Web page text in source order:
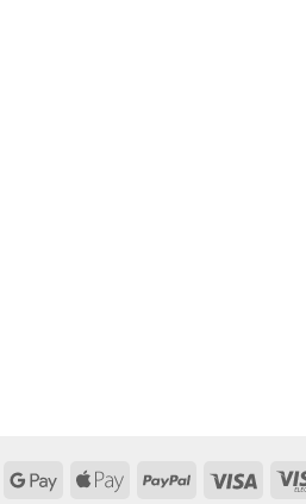
Google Apple
PayPal Visa